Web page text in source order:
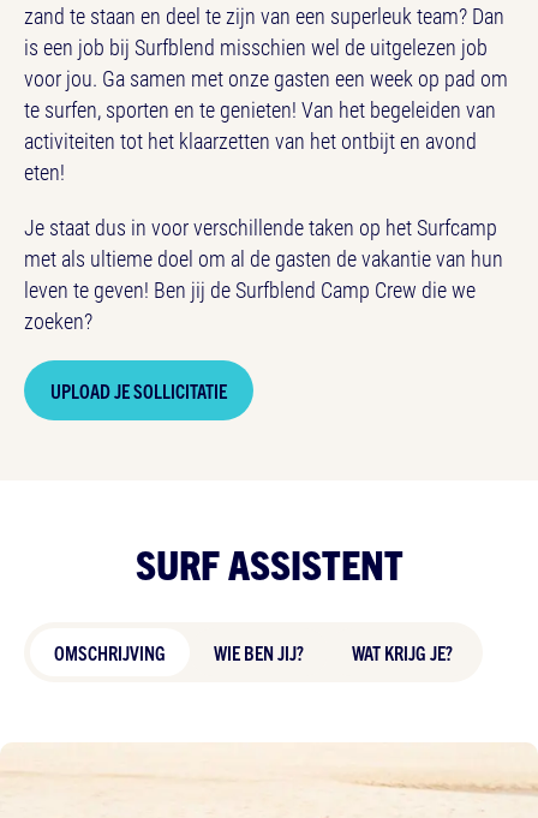
zand te staan en deel te zijn van een superleuk team? Dan
is een job bij Surfblend misschien wel de uitgelezen job
voor jou. Ga samen met onze gasten een week op pad om
te surfen, sporten en te genieten! Van het begeleiden van
activiteiten tot het klaarzetten van het ontbijt en avond
eten!
Je staat dus in voor verschillende taken op het Surfcamp
met als ultieme doel om al de gasten de vakantie van hun
leven te geven! Ben jij de Surfblend Camp Crew die we
zoeken?
UPLOAD JE SOLLICITATIE
SURF ASSISTENT
OMSCHRIJVING WIE BEN JIJ? WAT KRIJG JE?